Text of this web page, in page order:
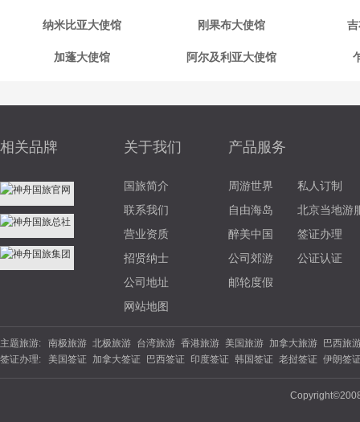
纳米比亚大使馆 刚果布大使馆
加蓬大使馆 阿尔及利亚大使馆
相关品牌 关于我们
国旅简介
联系我们
营业资质
招贤纳士
公司地址
网站地图
产品服务
周游世界
私人订制
自由海岛
北京当地游
醉美中国
签证办理
公司郊游
公证认证
邮轮度假
主题旅游: 南极旅游 北极旅游 台湾旅游 香港旅游 美国旅游 加拿大旅游
巴西旅
游 北欧旅游 东欧旅游 俄罗斯旅游 土耳其旅游 英国旅游 法国旅游
德
夏威夷旅游 云南旅游 海南旅游 苏杭旅游 福建旅游 广西旅游 陕西旅
签证办理: 美国签证 加拿大签证 巴西签证 印度签证 韩国签证 老挝签证 伊朗签
签证 坦桑尼亚 南非签证 埃塞俄比亚 西班牙签证 丹麦签证 波兰签证